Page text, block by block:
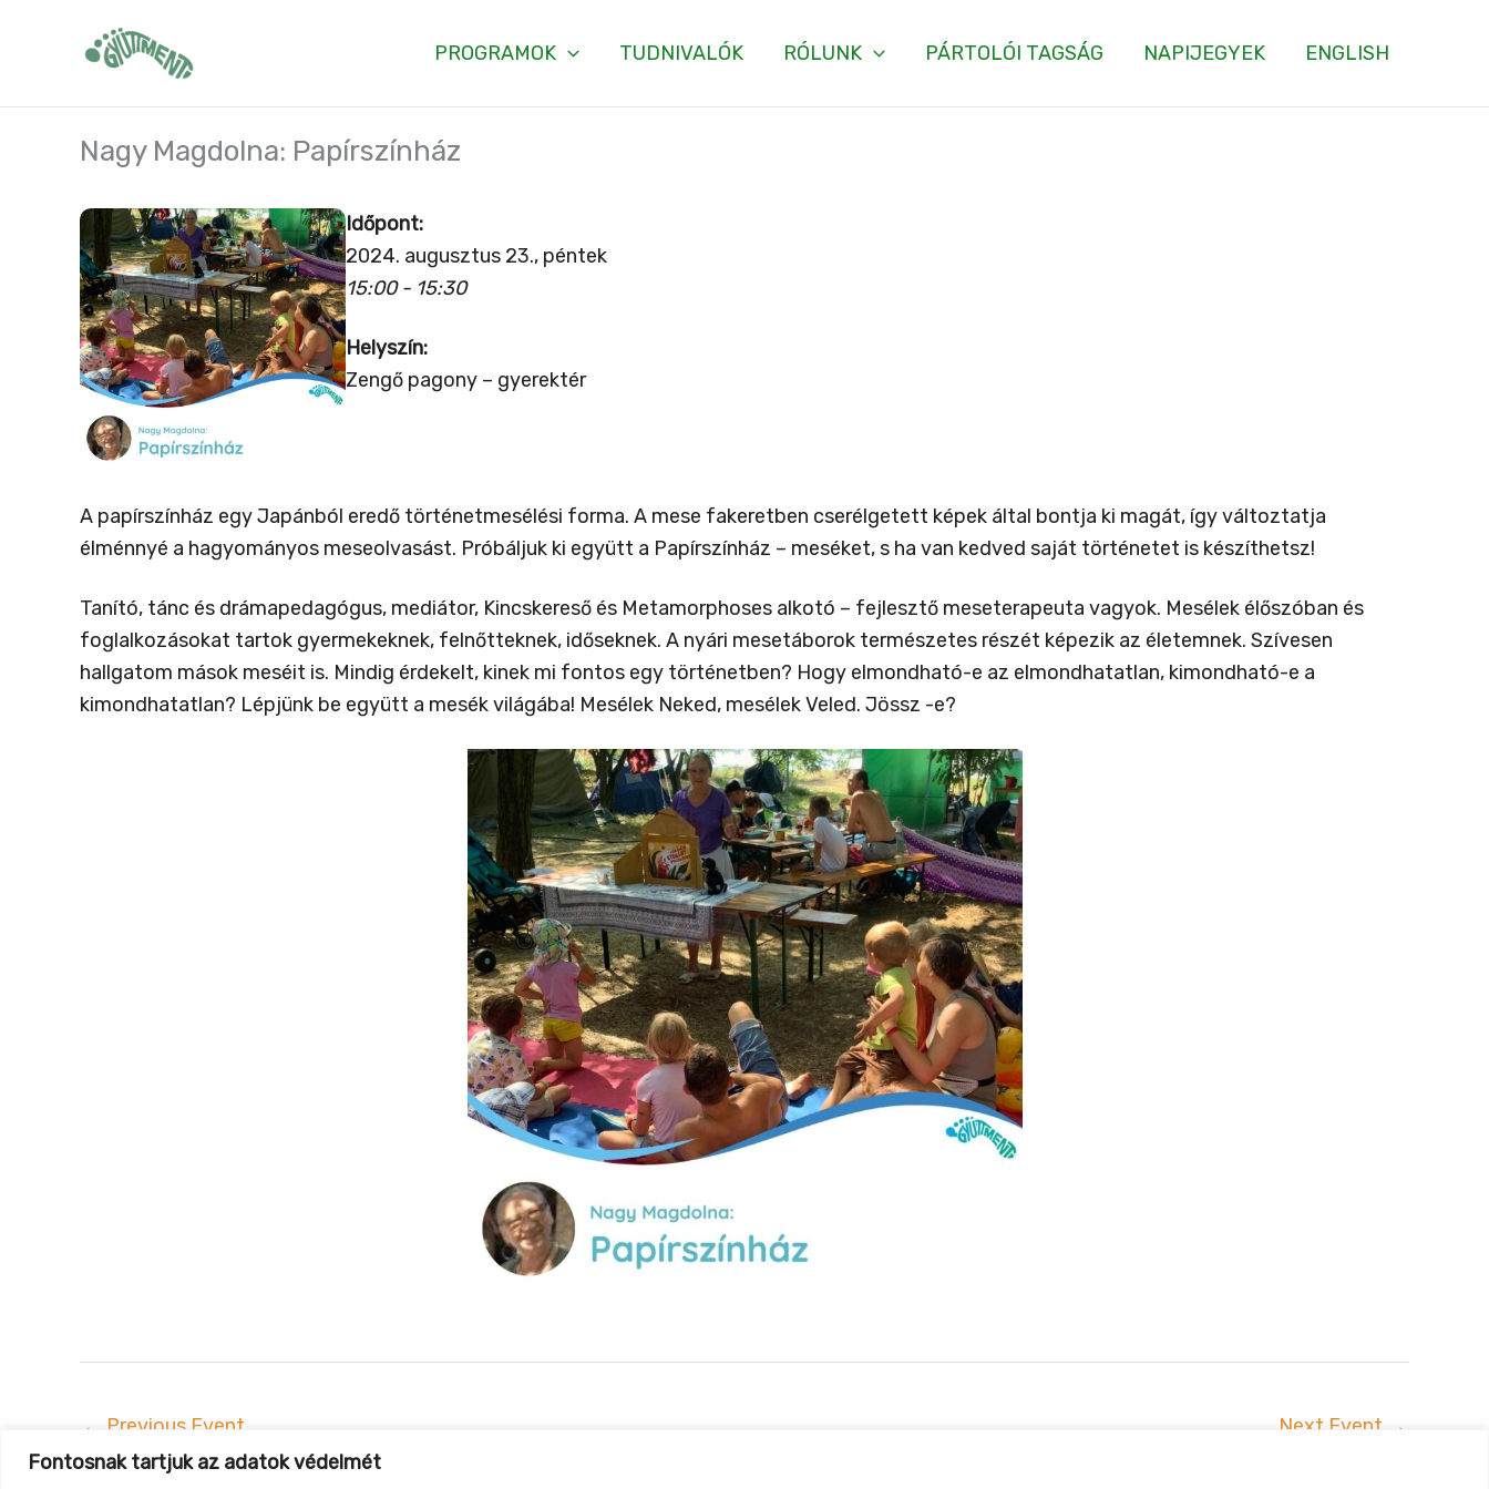
Fontosnak tartjuk az adatok védelmét
PROGRAMOK TUDNIVALÓK RÓLUNK PÁRTOLÓI TAGSÁG NAPIJEGYEK ENGLISH
Nagy Magdolna: Papírszínház
Időpont:
2024. augusztus 23., péntek
15:00 - 15:30
Helyszín:
Zengő pagony – gyerektér
A papírszínház egy Japánból eredő történetmesélési forma. A mese fakeretben cserélgetett képek által bontja ki magát, így változtatja
élménnyé a hagyományos meseolvasást. Próbáljuk ki együtt a Papírszínház – meséket, s ha van kedved saját történetet is készíthetsz!
Tanító, tánc és drámapedagógus, mediátor, Kincskereső és Metamorphoses alkotó – fejlesztő meseterapeuta vagyok. Mesélek élőszóban és
foglalkozásokat tartok gyermekeknek, felnőtteknek, időseknek. A nyári mesetáborok természetes részét képezik az életemnek. Szívesen
hallgatom mások meséit is. Mindig érdekelt, kinek mi fontos egy történetben? Hogy elmondható-e az elmondhatatlan, kimondható-e a
kimondhatatlan? Lépjünk be együtt a mesék világába! Mesélek Neked, mesélek Veled. Jössz -e?
← Previous Event Next Event →